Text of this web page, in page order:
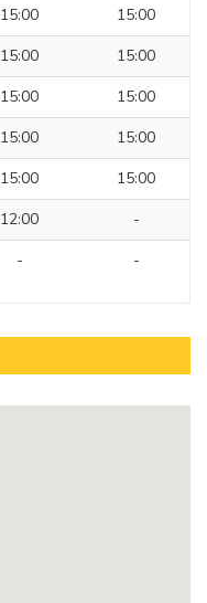
15:00
15:00
15:00
15:00
15:00
15:00
15:00
15:00
15:00
15:00
12:00
-
- -